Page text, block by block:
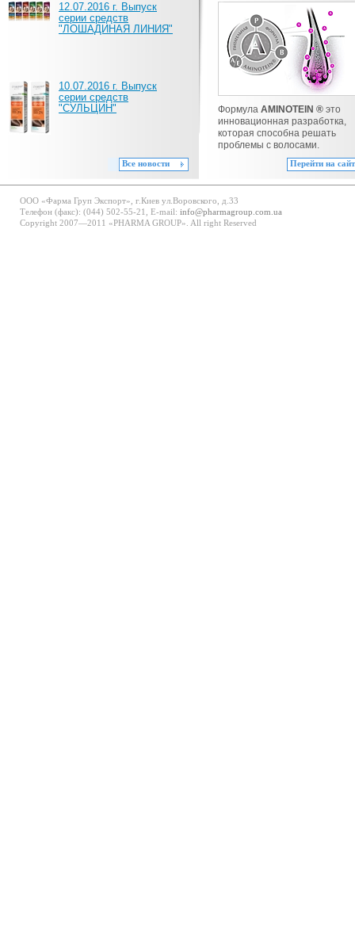
12.07.2016 г. Выпуск
серии средств
"ЛОШАДИНАЯ ЛИНИЯ"
10.07.2016 г. Выпуск
серии средств
"СУЛЬЦИН"
Все новости
Формула AMINOTEIN ® это
инновационная разработка,
которая способна решать
проблемы с волосами.
Перейти на сайт
ООО «Фарма Груп Экспорт», г.Киев ул.Воровского, д.33
Телефон (факс): (044) 502-55-21, E-mail: info@pharmagroup.com.ua
Copyright 2007—2011 «PHARMA GROUP». All right Reserved